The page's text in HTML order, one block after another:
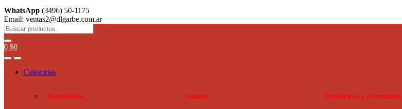
WhatsApp (3496) 50-1175
Email: ventas2@dlgarbe.com.ar
0 $0
Categorias
Notebooks Gamer Perifericos y Accesorios